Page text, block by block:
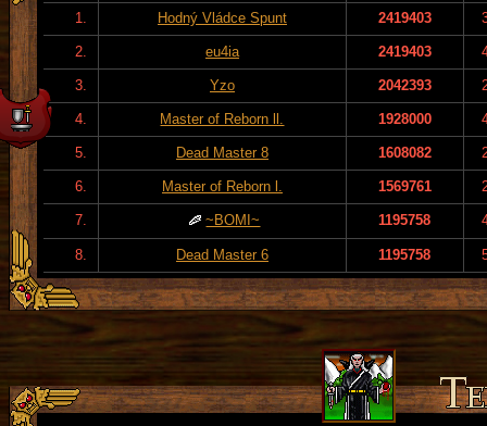
1.
Hodný Vládce Spunt 2419403
2. eu4ia 2419403
3. Yzo 2042393
4. Master of Reborn ll. 1928000
5. Dead Master 8 1608082
6. Master of Reborn l. 1569761
7. ~BOMI~ 1195758
8. Dead Master 6 1195758